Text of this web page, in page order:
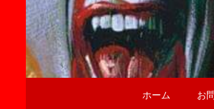
ホーム お